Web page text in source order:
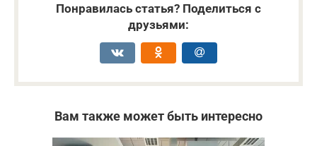
Понравилась статья? Поделиться с
друзьями:
Вам также может быть интересно